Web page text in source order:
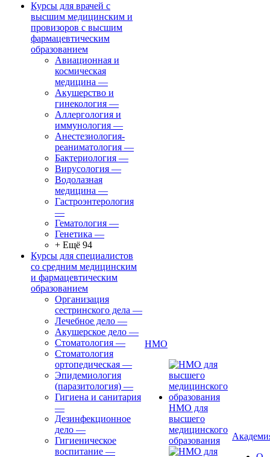
Курсы для врачей с
высшим медицинским и
провизоров с высшим
фармацевтическим
образованием
Авиационная и
космическая
медицина —
Акушерство и
гинекология —
Аллергология и
иммунология —
Анестезиология-
реаниматология —
Бактериология —
Вирусология —
Водолазная
медицина —
Гастроэнтерология
—
Гематология —
Генетика —
+ Ещё 94
Курсы для специалистов
со средним медицинским
и фармацевтическим
образованием
Организация
сестринского дела —
Лечебное дело —
Акушерское дело —
Стоматология —
Стоматология
ортопедическая —
Эпидемиология
(паразитология) —
Гигиена и санитария
—
Дезинфекционное
дело —
Гигиеническое
воспитание —
НМО
НМО для
высшего
медицинского
образования